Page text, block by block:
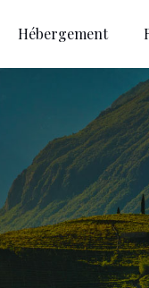
Hébergement